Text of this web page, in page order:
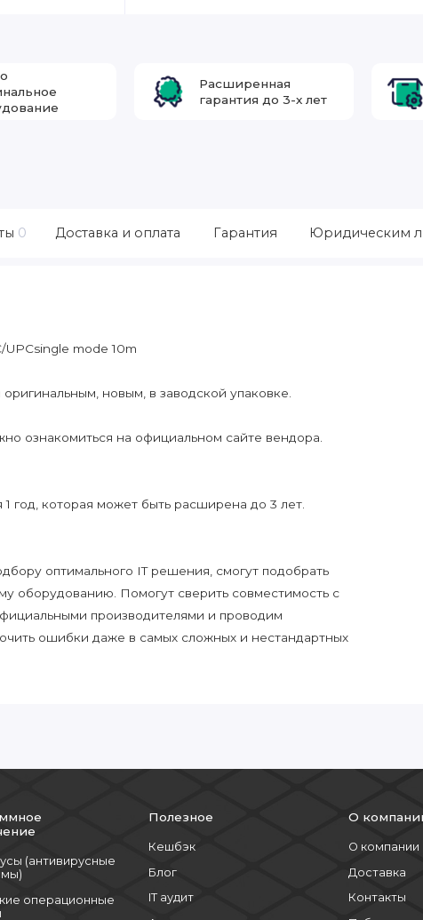
Расширенная
гарантия до 3-х лет
0 Доставка и оплата Гарантия Юридическим
UPCsingle mode 10m
новым, в заводской упаковке.
ознакомиться на официальном сайте вендора.
год, которая может быть расширена до 3 лет.
оптимального IT решения, смогут подобрать
оборудованию. Помогут сверить совместимость с
производителями и проводим
ошибки даже в самых сложных и нестандартных
(антивирусные
операционные
Полезное
Кешбэк
Блог
IT аудит
О
О компании
Доставка
Контакты